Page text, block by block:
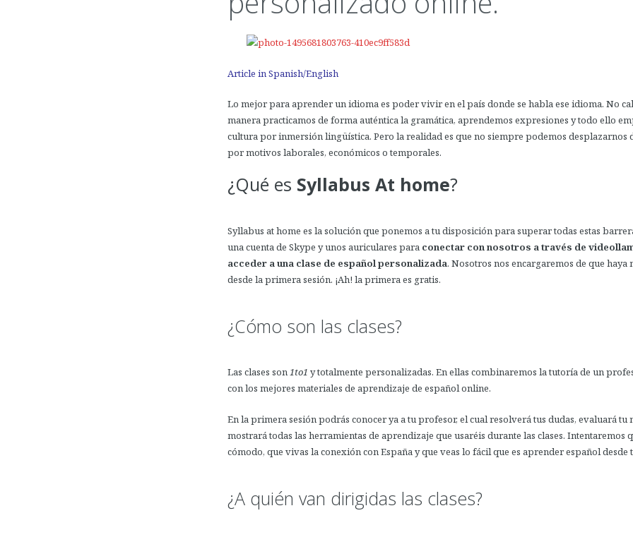
Article in Spanish/English
Lo mejor para aprender un idioma es poder vivir en el país donde se habla ese idioma. No
manera practicamos de forma auténtica la gramática, aprendemos expresiones y todo ello
cultura por inmersión lingüística. Pero la realidad es que no siempre podemos desplazarnos
por motivos laborales, económicos o temporales.
¿Qué es Syllabus At home?
Syllabus at home es la solución que ponemos a tu disposición para superar todas estas
una cuenta de Skype y unos auriculares para conectar con nosotros a través de
acceder a una clase de español personalizada. Nosotros nos encargaremos de que haya
desde la primera sesión. ¡Ah! la primera es gratis.
¿Cómo son las clases?
Las clases son1to1 y totalmente personalizadas. En ellas combinaremos la tutoría de un
con los mejores materiales de aprendizaje de español online.
En la primera sesión podrás conocer ya a tu profesor, el cual resolverá tus dudas, evaluará tu
mostrará todas las herramientas de aprendizaje que usaréis durante las clases. Intentaremos
cómodo, que vivas la conexión con España y que veas lo fácil que es aprender español desde
¿A quién van dirigidas las clases?